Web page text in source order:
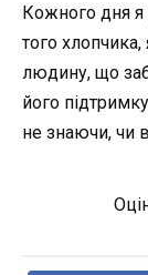
Кожного дня
того
людину, що
його
не знаючи, чи